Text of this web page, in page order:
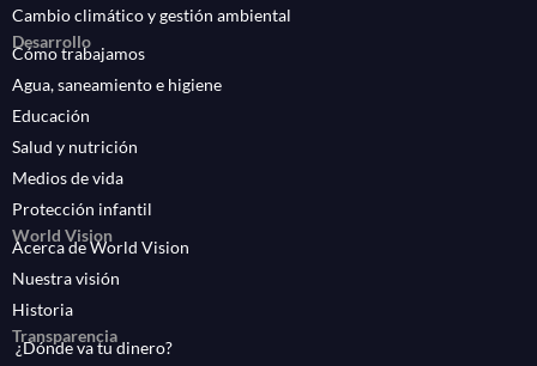
Cambio climático y gestión ambiental
Desarrollo
Cómo trabajamos
Agua, saneamiento e higiene
Educación
Salud y nutrición
Medios de vida
Protección infantil
World Vision
Acerca de World Vision
Nuestra visión
Historia
Transparencia
¿Dónde va tu dinero?